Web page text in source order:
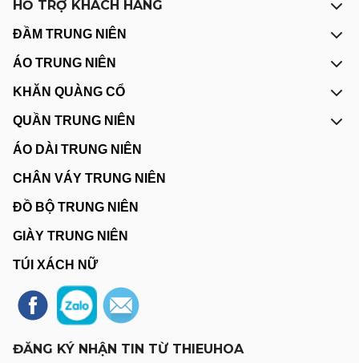
HỖ TRỢ KHÁCH HÀNG
ĐẦM TRUNG NIÊN
ÁO TRUNG NIÊN
KHĂN QUÀNG CỔ
QUẦN TRUNG NIÊN
ÁO DÀI TRUNG NIÊN
CHÂN VÁY TRUNG NIÊN
ĐỒ BỘ TRUNG NIÊN
GIÀY TRUNG NIÊN
TÚI XÁCH NỮ
ĐĂNG KÝ NHẬN TIN TỪ THIEUHOA